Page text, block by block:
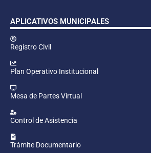
APLICATIVOS MUNICIPALES
Registro Civil
Plan Operativo Institucional
Mesa de Partes Virtual
Control de Asistencia
Trámite Documentario